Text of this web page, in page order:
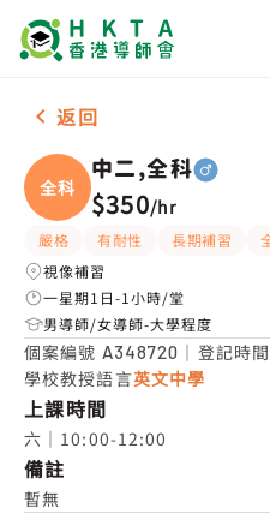
男-1名 中二,全科，香港仔
返回
全科
中二,全科
$350/hr
嚴格 有耐性 長期補習
視像補習
一星期1日-1小時/堂
男導師/女導師-大學程度
個案編號 A348720 ｜登記時
學校教授語言英文中學
上課時間
六｜10:00-12:00
備註
暫無